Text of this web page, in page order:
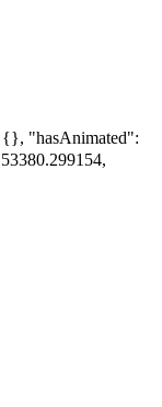
"hasAnimated":